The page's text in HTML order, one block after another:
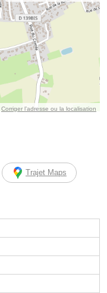
Corriger l’adresse ou la localisation
Trajet Maps